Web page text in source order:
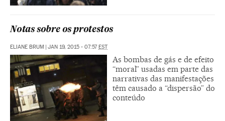
Notas sobre os protestos
ELIANE BRUM | JAN 19, 2015 - 07:57EST
As bombas de gás e de efeito
“moral” usadas em parte das
narrativas das manifestações
têm causado a “dispersão” do
conteúdo